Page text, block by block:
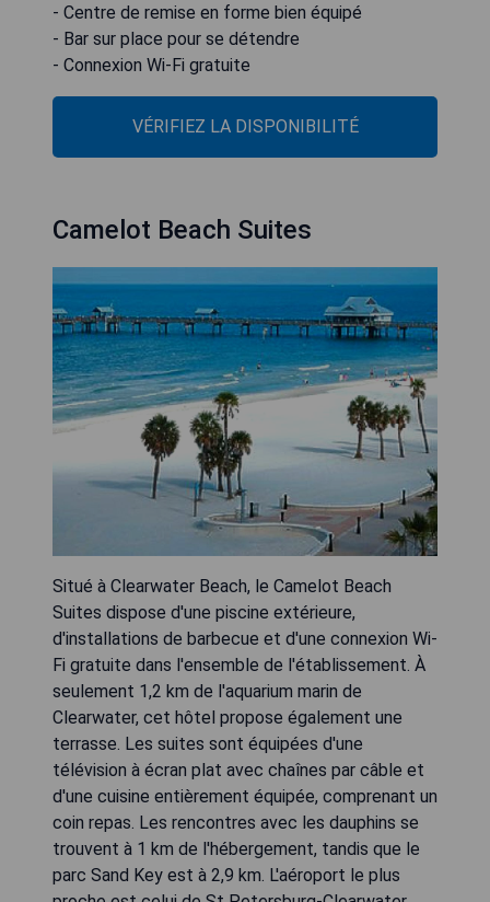
- Centre de remise en forme bien équipé
- Bar sur place pour se détendre
- Connexion Wi-Fi gratuite
VÉRIFIEZ LA DISPONIBILITÉ
Camelot Beach Suites
Situé à Clearwater Beach, le Camelot Beach
Suites dispose d'une piscine extérieure,
d'installations de barbecue et d'une connexion Wi-
Fi gratuite dans l'ensemble de l'établissement. À
seulement 1,2 km de l'aquarium marin de
Clearwater, cet hôtel propose également une
terrasse. Les suites sont équipées d'une
télévision à écran plat avec chaînes par câble et
d'une cuisine entièrement équipée, comprenant un
coin repas. Les rencontres avec les dauphins se
trouvent à 1 km de l'hébergement, tandis que le
parc Sand Key est à 2,9 km. L'aéroport le plus